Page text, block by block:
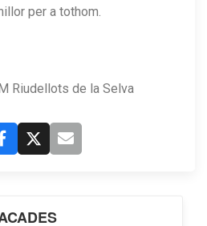
per a tothom.
Riudellots de la Selva